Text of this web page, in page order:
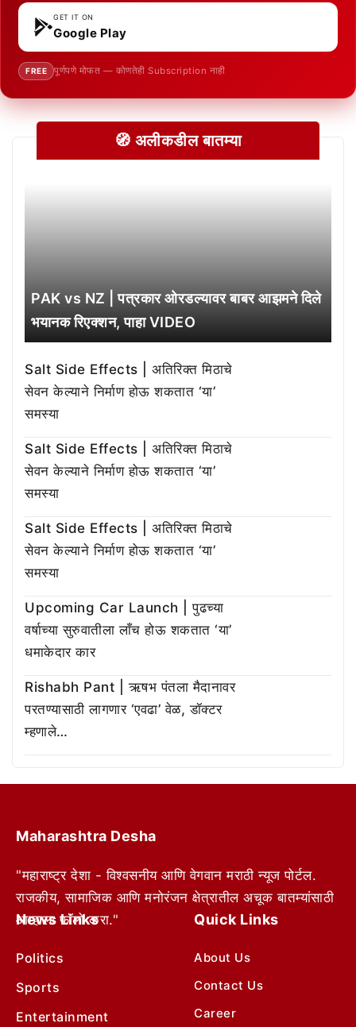
GET IT ON
Google Play
FREE पूर्णपणे मोफत — कोणतेही Subscription नाही
🧭 अलीकडील बातम्या
PAK vs NZ | पत्रकार ओरडल्यावर बाबर आझमने दिले
भयानक रिएक्शन, पाहा VIDEO
Salt Side Effects | अतिरिक्त मिठाचे
सेवन केल्याने निर्माण होऊ शकतात ‘या’
समस्या
Salt Side Effects | अतिरिक्त मिठाचे
सेवन केल्याने निर्माण होऊ शकतात ‘या’
समस्या
Salt Side Effects | अतिरिक्त मिठाचे
सेवन केल्याने निर्माण होऊ शकतात ‘या’
समस्या
Upcoming Car Launch | पुढच्या
वर्षाच्या सुरुवातीला लाँच होऊ शकतात ‘या’
धमाकेदार कार
Rishabh Pant | ऋषभ पंतला मैदानावर
परतण्यासाठी लागणार ‘एवढा’ वेळ, डॉक्टर
म्हणाले…
Maharashtra Desha
"महाराष्ट्र देशा - विश्वसनीय आणि वेगवान मराठी न्यूज पोर्टल.
राजकीय, सामाजिक आणि मनोरंजन क्षेत्रातील अचूक बातम्यांसाठी
आम्हाला फॉलो करा."
News Links
Politics
Sports
Entertainment
Quick Links
About Us
Contact Us
Career